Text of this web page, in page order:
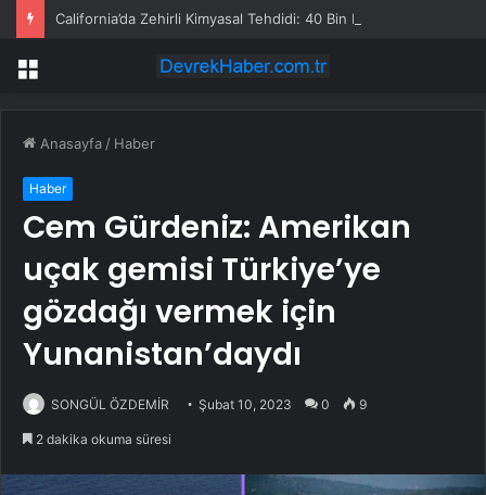
Menü
Anasayfa / Haber
Haber
Cem Gürdeniz: Amerikan
uçak gemisi Türkiye’ye
gözdağı vermek için
Yunanistan’daydı
SONGÜL ÖZDEMİR Şubat 10, 2023 0 9
2 dakika okuma süresi